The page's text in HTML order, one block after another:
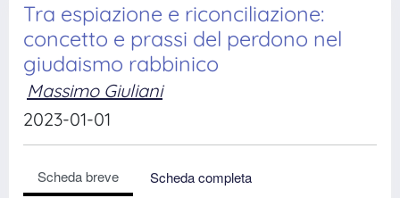
Tra espiazione e riconciliazione:
concetto e prassi del perdono nel
giudaismo rabbinico
Massimo Giuliani
2023-01-01
Scheda breve
Scheda completa